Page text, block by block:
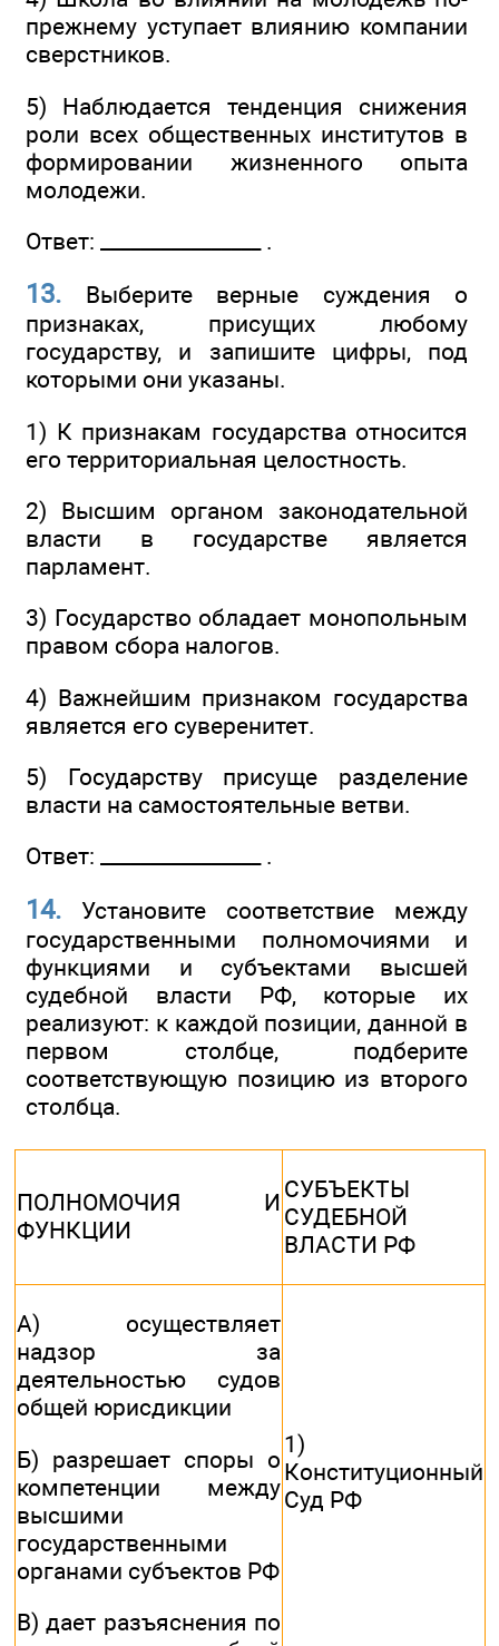
прежнему уступает влиянию компании
сверстников.
5) Наблюдается тенденция снижения
роли всех общественных институтов в
формировании жизненного опыта
молодежи.
Ответ: ________________ .
13. Выберите верные суждения о
признаках, присущих любому
государству, и запишите цифры, под
которыми они указаны.
1) К признакам государства относится
его территориальная целостность.
2) Высшим органом законодательной
власти в государстве является
парламент.
3) Государство обладает монопольным
правом сбора налогов.
4) Важнейшим признаком государства
является его суверенитет.
5) Государству присуще разделение
власти на самостоятельные ветви.
Ответ: ________________ .
14. Установите соответствие между
государственными полномочиями и
функциями и субъектами высшей
судебной власти РФ, которые их
реализуют: к каждой позиции, данной в
первом столбце, подберите
соответствующую позицию из второго
столбца.
ПОЛНОМОЧИЯ И
ФУНКЦИИ
СУБЪЕКТЫ
СУДЕБНОЙ
ВЛАСТИ РФ
А) осуществляет
надзор за
деятельностью судов
общей юрисдикции
Б) разрешает споры о
компетенции между
высшими
государственными
органами субъектов РФ
В) дает разъяснения по
1)
Конституционный
Суд РФ